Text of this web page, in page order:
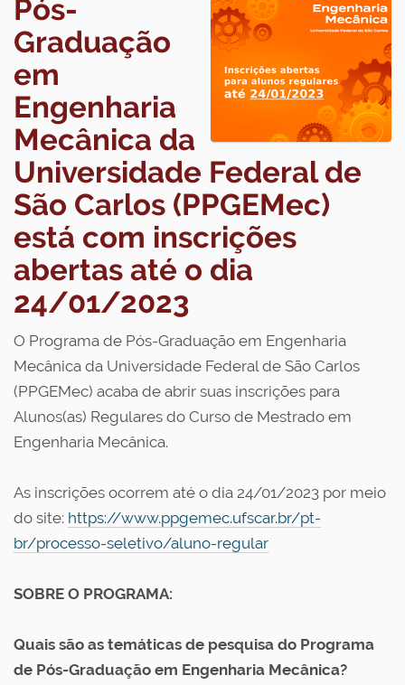
Pós-
Graduação
em
Engenharia
Mecânica da
Universidade Federal de
São Carlos (PPGEMec)
está com inscrições
abertas até o dia
24/01/2023
O Programa de Pós-Graduação em Engenharia
Mecânica da Universidade Federal de São Carlos
(PPGEMec) acaba de abrir suas inscrições para
Alunos(as) Regulares do Curso de Mestrado em
Engenharia Mecânica.
As inscrições ocorrem até o dia 24/01/2023 por meio
do site: https://www.ppgemec.ufscar.br/pt-
br/processo-seletivo/aluno-regular
SOBRE O PROGRAMA:
Quais são as temáticas de pesquisa do Programa
de Pós-Graduação em Engenharia Mecânica?